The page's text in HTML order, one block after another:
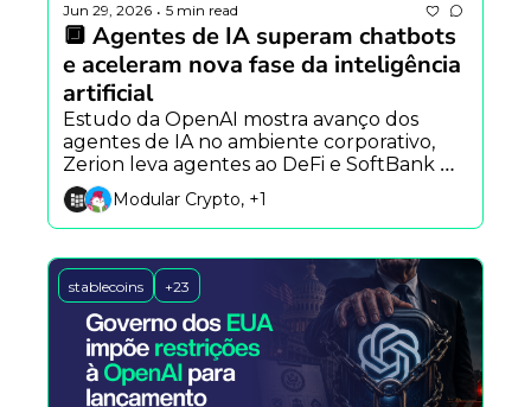
Jun 29, 2026 • 5 min read
🔲 Agentes de IA superam chatbots
e aceleram nova fase da inteligência
artificial
Estudo da OpenAI mostra avanço dos
agentes de IA no ambiente corporativo,
Zerion leva agentes ao DeFi e SoftBank
questiona planos da SpaceX para
computação orbital.
Modular Crypto, +1
stablecoins +23